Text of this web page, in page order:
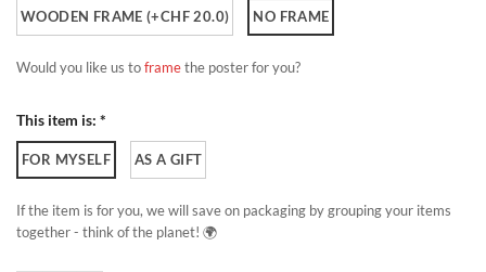
WOODEN FRAME (+CHF 20.0) NO FRAME
Would you like us toframethe poster for you?
This item is: *
FOR MYSELF AS A GIFT
If the item is for you, we will save on packaging by grouping your items
together - think of the planet! 🌍